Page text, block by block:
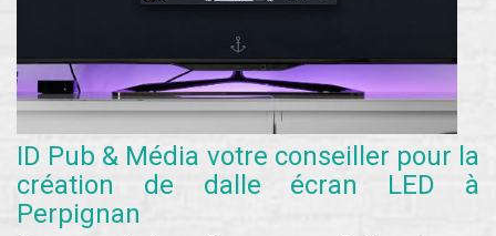
ID Pub & Média votre conseiller pour la
création de dalle écran LED à
Perpignan